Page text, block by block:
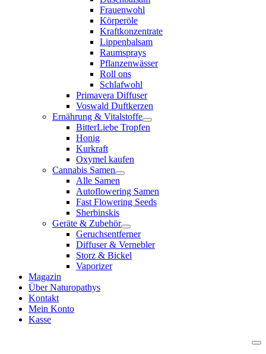
Frauenwohl
Körperöle
Kraftkonzentrate
Lippenbalsam
Raumsprays
Pflanzenwässer
Roll ons
Schlafwohl
Primavera Diffuser
Voswald Duftkerzen
Ernährung & Vitalstoffe
BitterLiebe Tropfen
Honig
Kurkraft
Oxymel kaufen
Cannabis Samen
Alle Samen
Autoflowering Samen
Fast Flowering Seeds
Sherbinskis
Geräte & Zubehör
Geruchsentferner
Diffuser & Vernebler
Storz & Bickel
Vaporizer
Magazin
Über Naturopathys
Kontakt
Mein Konto
Kasse